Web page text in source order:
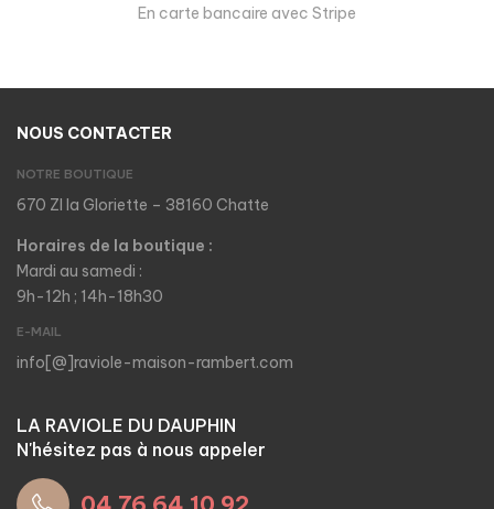
En carte bancaire avec Stripe
NOUS CONTACTER
NOTRE BOUTIQUE
670 ZI la Gloriette – 38160 Chatte
Horaires de la boutique :
Mardi au samedi :
9h-12h ; 14h-18h30
E-MAIL
info[@]raviole-maison-rambert.com
LA RAVIOLE DU DAUPHIN
N'hésitez pas à nous appeler